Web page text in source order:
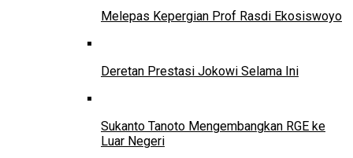
Melepas Kepergian Prof Rasdi Ekosiswoyo
Deretan Prestasi Jokowi Selama Ini
Sukanto Tanoto Mengembangkan RGE ke
Luar Negeri